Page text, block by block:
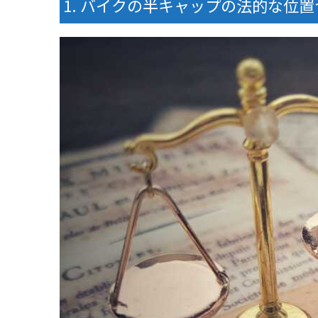
バイクの半キャップの法的な位